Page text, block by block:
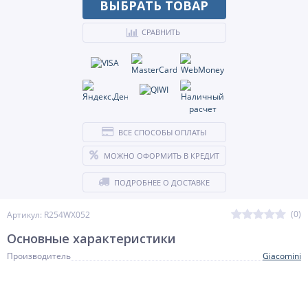
Артикул: R254WX052 (0)
ВЫБРАТЬ ТОВАР
СРАВНИТЬ
ВСЕ СПОСОБЫ ОПЛАТЫ
МОЖНО ОФОРМИТЬ В КРЕДИТ
ПОДРОБНЕЕ О ДОСТАВКЕ
Основные характеристики
Производитель Giacomini